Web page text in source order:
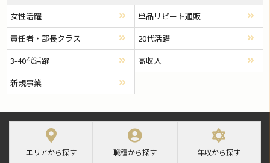
女性活躍
単品リピート通販
責任者・部長クラス
20代活躍
3-40代活躍
高収入
新規事業
エリアから探す 職種から探す 年収から探す